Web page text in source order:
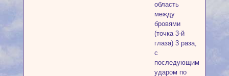
область
между
бровями
(точка 3-й
глаза) 3 раза,
с
последующим
ударом по